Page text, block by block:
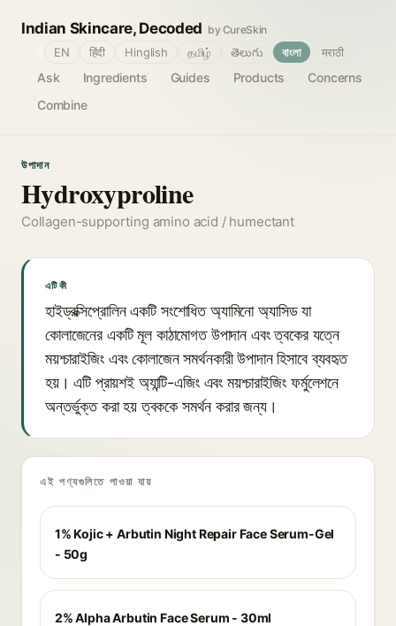
Indian Skincare, Decoded by CureSkin
Ask Ingredients Guides Products
Concerns
Combine
EN हिंदी Hinglish தமிழ் తెలుగు বাংলা मराठी
উপাদান
Hydroxyproline
Collagen-supporting amino acid / humectant
এটি কী
হাইড্রক্সিপ্রোলিন একটি সংশোধিত অ্যামিনো অ্যাসিড যা
কোলাজেনের একটি মূল কাঠামোগত উপাদান এবং ত্বকের যত্নে
ময়শ্চারাইজিং এবং কোলাজেন সমর্থনকারী উপাদান হিসাবে ব্যবহৃত
হয়। এটি প্রায়শই অ্যান্টি-এজিং এবং ময়শ্চারাইজিং ফর্মুলেশনে
অন্তর্ভুক্ত করা হয় ত্বককে সমর্থন করার জন্য।
এই পণ্যগুলিতে পাওয়া যায়
1% Kojic + Arbutin Night Repair Face Serum-Gel
- 50g
2% Alpha Arbutin Face Serum - 30ml